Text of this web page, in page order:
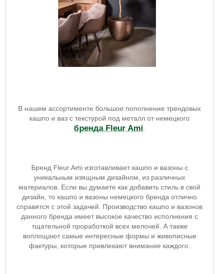
В нашем ассортименте большое пополнение трендовых
кашпо и ваз с текстурой под металл от немецкого
бренда Fleur Ami
Бренд Fleur Ami изготавливает кашпо и вазоны с
уникальным изящным дизайном, из различных
материалов. Если вы думаете как добавить стиль в свой
дизайн, то кашпо и вазоны немецкого бренда отлично
справятся с этой задачей. Производство кашпо и вазонов
данного бренда имеет высокое качество исполнения с
тщательной проработкой всех мелочей. А также
воплощают самые интересные формы и живописные
фактуры, которые привлекают внимание каждого.